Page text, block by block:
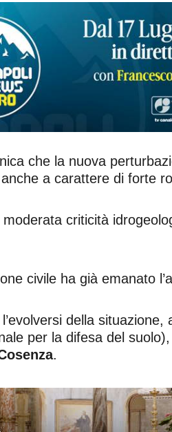
che la nuova
a carattere di forte
criticità
civile ha già emanato
della
per la difesa del
.